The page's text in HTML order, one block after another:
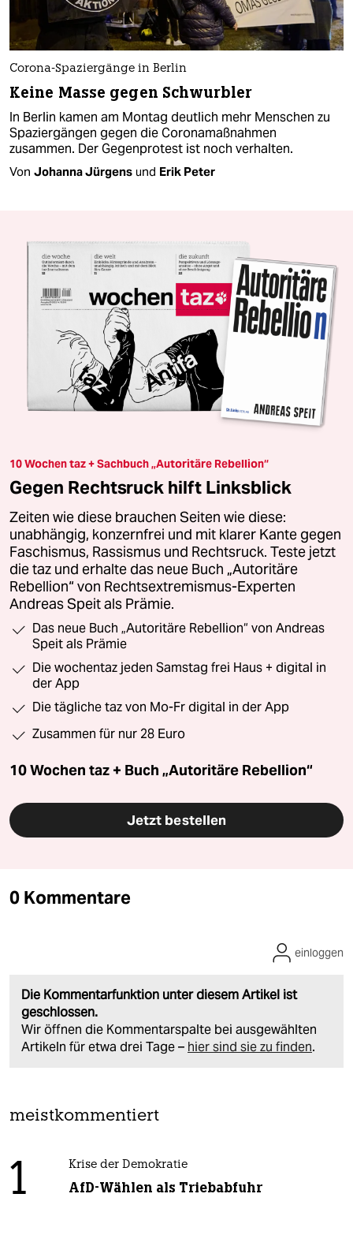
Corona-Spaziergänge in Berlin
Keine Masse gegen Schwurbler
In Berlin kamen am Montag deutlich mehr Menschen zu
Spaziergängen gegen die Coronamaßnahmen
zusammen. Der Gegenprotest ist noch verhalten.
Von Johanna Jürgens und Erik Peter
10 Wochen taz + Sachbuch „Autoritäre Rebellion“
Gegen Rechtsruck hilft Linksblick
Zeiten wie diese brauchen Seiten wie diese:
unabhängig, konzernfrei und mit klarer Kante gegen
Faschismus, Rassismus und Rechtsruck. Teste jetzt
die taz und erhalte das neue Buch „Autoritäre
Rebellion“ von Rechtsextremismus-Experten
Andreas Speit als Prämie.
Das neue Buch „Autoritäre Rebellion“ von Andreas
Speit als Prämie
Die wochentaz jeden Samstag frei Haus + digital in
der App
Die tägliche taz von Mo-Fr digital in der App
Zusammen für nur 28 Euro
10 Wochen taz + Buch „Autoritäre Rebellion“
Jetzt bestellen
0 Kommentare
Die Kommentarfunktion unter diesem Artikel ist
geschlossen.
Wir öffnen die Kommentarspalte bei ausgewählten
Artikeln für etwa drei Tage – hier sind sie zu finden.
einloggen
meistkommentiert
1 Krise der Demokratie
AfD-Wählen als Triebabfuhr